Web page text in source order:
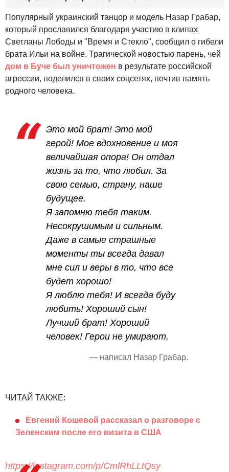
Популярный украинский танцор и модель Назар Грабар,
который прославился благодаря участию в клипах
Светланы Лободы и "Время и Стекло", сообщил о гибели
брата Ильи на войне. Трагической новостью парень, чей
дом в Буче был уничтожен в результате российской
агрессии, поделился в своих соцсетях, почтив память
родного человека.
Это мой брат! Это мой
герой! Мое вдохновение и моя
величайшая опора! Он отдал
жизнь за то, что любил. За
свою семью, страну, наше
будущее.
Я запомню тебя таким.
Несокрушимым и сильным.
Даже в самые страшные
моменты ты всегда давал
мне сил и веры в то, что все
будет хорошо!
Я люблю тебя! И всегда буду
любить! Хороший сын!
Лучший брат! Хороший
человек! Герои не умирают,
— написал Назар Грабар.
ЧИТАЙ ТАКЖЕ:
Евгений Кошевой рассказал о разговоре с
Зеленским после его визита в США
https://instagram.com/p/CmlRhLLtQsy